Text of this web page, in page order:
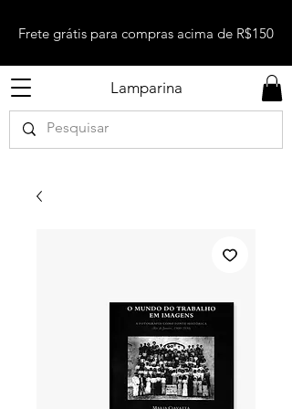
Lamparina
Frete grátis para compras acima de R$150